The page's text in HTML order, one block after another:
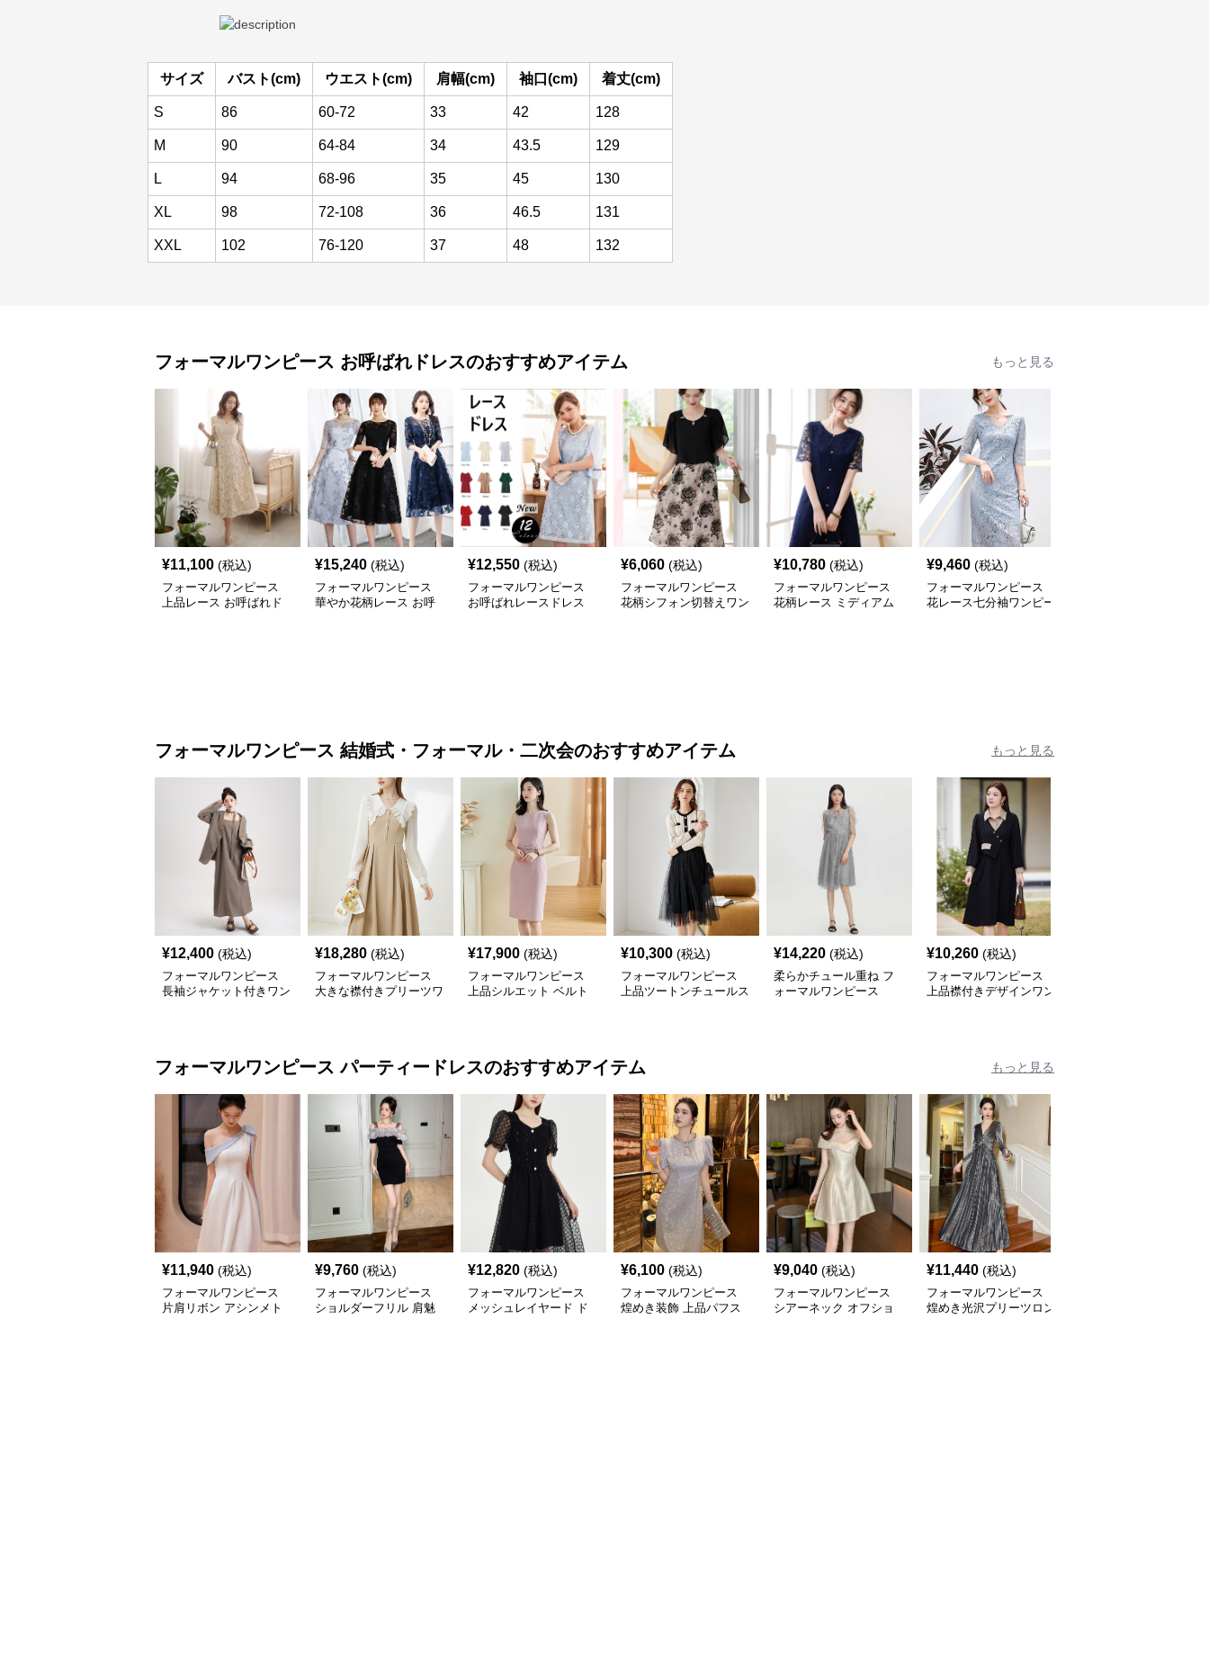
サイズ バスト(cm) ウエスト(cm) 肩幅(cm) 袖口(cm) 着丈(cm)
S 86 60-72 33 42 128
M 90 64-84 34 43.5 129
L 94 68-96 35 45 130
XL 98 72-108 36 46.5 131
XXL 102 76-120 37 48 132
フォーマルワンピース お呼ばれドレスのおすすめアイテム もっと見る
¥11,100 (税込)
フォーマルワンピース
上品レース お呼ばれド
¥15,240 (税込)
フォーマルワンピース
華やか花柄レース お呼
¥12,550 (税込)
フォーマルワンピース
お呼ばれレースドレス
¥6,060 (税込)
フォーマルワンピース
花柄シフォン切替えワン
¥10,780 (税込)
フォーマルワンピース
花柄レース ミディアム
¥9,460 (税込)
フォーマルワンピース
花レース七分袖ワンピー
フォーマルワンピース 結婚式・フォーマル・二次会のおすすめアイテム もっと見る
¥12,400 (税込)
フォーマルワンピース
長袖ジャケット付きワン
¥18,280 (税込)
フォーマルワンピース
大きな襟付きプリーツワ
¥17,900 (税込)
フォーマルワンピース
上品シルエット ベルト
¥10,300 (税込)
フォーマルワンピース
上品ツートンチュールス
¥14,220 (税込)
柔らかチュール重ね フ
ォーマルワンピース
¥10,260 (税込)
フォーマルワンピース
上品襟付きデザインワン
フォーマルワンピース パーティードレスのおすすめアイテム もっと見る
¥11,940 (税込)
フォーマルワンピース
片肩リボン アシンメト
¥9,760 (税込)
フォーマルワンピース
ショルダーフリル 肩魅
¥12,820 (税込)
フォーマルワンピース
メッシュレイヤード ド
¥6,100 (税込)
フォーマルワンピース
煌めき装飾 上品パフス
¥9,040 (税込)
フォーマルワンピース
シアーネック オフショ
¥11,440 (税込)
フォーマルワンピース
煌めき光沢プリーツロン